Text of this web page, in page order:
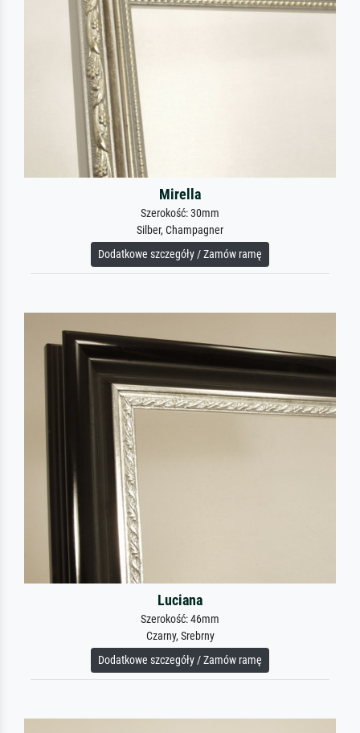
Mirella
Szerokość: 30mm
Silber, Champagner
Dodatkowe szczegóły / Zamów ramę
Luciana
Szerokość: 46mm
Czarny, Srebrny
Dodatkowe szczegóły / Zamów ramę